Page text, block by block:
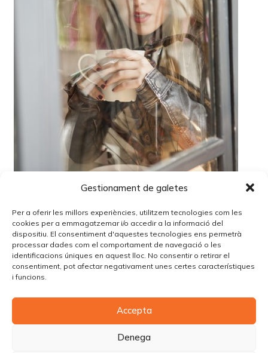
Gestionament de galetes
Per a oferir les millors experiències, utilitzem tecnologies com les
cookies per a emmagatzemar i/o accedir a la informació del
dispositiu. El consentiment d'aquestes tecnologies ens permetrà
processar dades com el comportament de navegació o les
identificacions úniques en aquest lloc. No consentir o retirar el
consentiment, pot afectar negativament unes certes característiques
i funcions.
Accepta
Denega
Lo siento, debes estarconectadopara publicar un
comentario.
© Copyright Piùbella Models Agency
Designed ByCreative Corner Agency
Política de cookies